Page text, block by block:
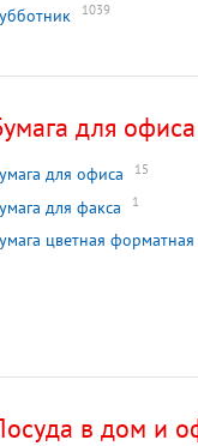
1039
для офиса
для офиса 15
для факса 1
цветная форматная
в дом и